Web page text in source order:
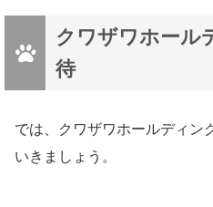
クワザワホール
待
では、クワザワホールディン
いきましょう。